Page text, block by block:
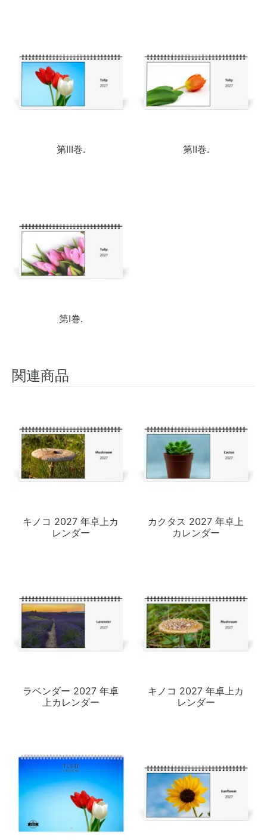
第III巻. 第II巻.
第I巻.
関連商品
キノコ 2027 年卓上カ
レンダー
カクタス 2027 年卓上
カレンダー
ラベンダー 2027 年卓
上カレンダー
キノコ 2027 年卓上カ
レンダー